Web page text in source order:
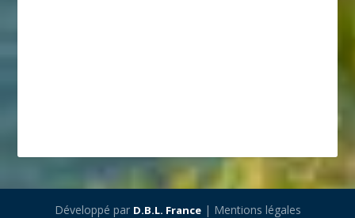
Développé par D.B.L. France| Mentions légales